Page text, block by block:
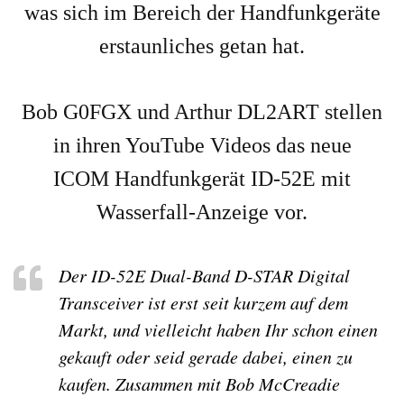
was sich im Bereich der Handfunkgeräte
erstaunliches getan hat.
Bob G0FGX und Arthur DL2ART stellen
in ihren YouTube Videos das neue
ICOM Handfunkgerät ID-52E mit
Wasserfall-Anzeige vor.
Der ID-52E Dual-Band D-STAR Digital
Transceiver ist erst seit kurzem auf dem
Markt, und vielleicht haben Ihr schon einen
gekauft oder seid gerade dabei, einen zu
kaufen. Zusammen mit Bob McCreadie